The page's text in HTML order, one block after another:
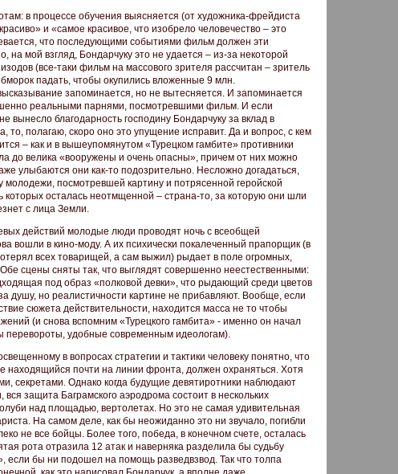
в процессе обучения выясняется (от художника-фрейдиста
и «самое красивое, что изобрело человечество – это
что последующими событиями фильм должен эти
на мой взгляд, Бондарчуку это не удается – из-за некоторой
(все-таки фильм на массового зрителя рассчитан – зритель
падать, чтобы окупились вложенные 9 млн.
запоминается, но не вытесняется. И запоминается
реальными парнями, посмотревшими фильм. И если
вынесло благодарность господину Бондарчуку за вклад в
то, полагаю, скоро оно это упущение исправит. Да и вопрос, с кем
– как и в вышеупомянутом «Турецком гамбите» противники
до велика «вооружены и очень опасны», причем от них можно
улыбаются они как-то подозрительно. Несложно догадаться,
молодежи, посмотревшей картину и потрясенной геройской
которых осталась неотмщенной – страна-то, за которую они шли
с лица Земли.
действий молодые люди проводят ночь с всеобщей
вошли в кино-моду. А их психически покалеченный прапорщик (в
всех товарищей, а сам выжил) рыдает в поле огромных,
сцены сняты так, что выглядят совершенно неестественными:
под образ «полковой девки», что рыдающий среди цветов
душу, но реалистичности картине не прибавляют. Вообще, если
сюжета действительности, находится масса не то чтобы
(и снова вспомним «Турецкого гамбита» - именно он начал
перевороты, удобные современным идеологам).
в вопросах стратегии и тактики человеку понятно, что
находящийся почти на линии фронта, должен охраняться. Хотя
секретами. Однако когда будущие девятиротники наблюдают
защита Баграмского аэродрома состоит в нескольких
над площадью, вертолетах. Но это не самая удивительная
На самом деле, как бы неожиданно это ни звучало, погибли
не все бойцы. Более того, победа, в конечном счете, осталась
рота отразила 12 атак и наверняка разделила бы судьбу
если бы ни подошел на помощь разведвзвод. Так что толпа